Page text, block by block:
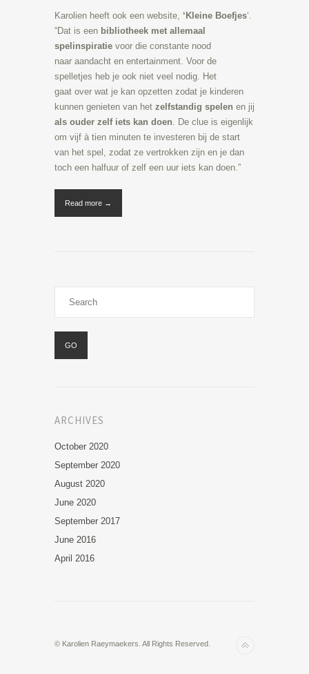
Karolien heeft ook een website, ‘Kleine Boefjes‘.
“Dat is een bibliotheek met allemaal
spelinspiratie voor die constante nood
naar aandacht en entertainment. Voor de
spelletjes heb je ook niet veel nodig. Het
gaat over wat je kan opzetten zodat je kinderen
kunnen genieten van het zelfstandig spelen en jij
als ouder zelf iets kan doen. De clue is eigenlijk
om vijf à tien minuten te investeren bij de start
van het spel, zodat ze vertrokken zijn en je dan
toch een halfuur of zelf een uur iets kan doen.”
Read more →
ARCHIVES
October 2020
September 2020
August 2020
June 2020
September 2017
June 2016
April 2016
© Karolien Raeymaekers. All Rights Reserved.